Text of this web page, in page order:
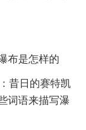
布是怎样的
昔日的赛特凯
词语来描写瀑